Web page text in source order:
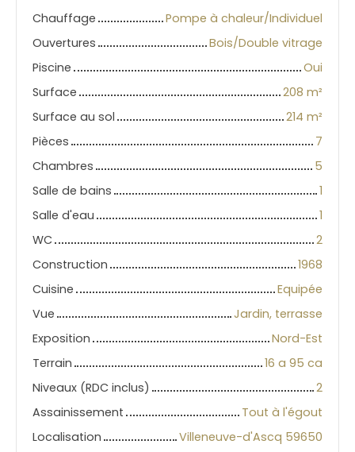
Chauffage
Pompe à chaleur/Individuel
Ouvertures
Bois/Double vitrage
Piscine
Oui
Surface
208 m²
Surface au sol
214 m²
Pièces
7
Chambres
5
Salle de bains
1
Salle d'eau
1
WC
2
Construction
1968
Cuisine
Equipée
Vue
Jardin, terrasse
Exposition
Nord-Est
Terrain
16 a 95 ca
Niveaux (RDC inclus)
2
Assainissement
Tout à l'égout
Localisation
Villeneuve-d'Ascq 59650